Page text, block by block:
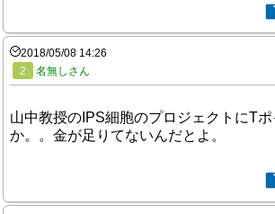
2018/05/08 14:26
2
名無しさん
山中教授のIPS細胞のプロジェクトにTポ
か。。金が足りてないんだとよ。